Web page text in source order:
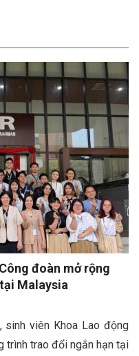
đoàn mở rộng
Malaysia
viên Khoa Lao động
trình trao đổi ngắn hạn tại